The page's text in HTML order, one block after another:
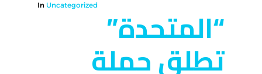
In Uncategorized “المتحدة”
تطلق حملة